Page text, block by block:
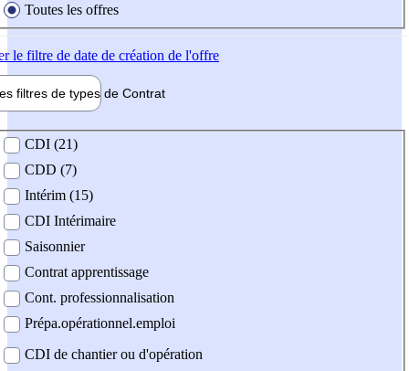
Toutes les offres
le filtre de date de création de l'offre
filtres de types de Contrat
contrat
CDI (21)
CDD (7)
Intérim (15)
CDI Intérimaire
Saisonnier
Contrat apprentissage
Cont. professionnalisation
Prépa.opérationnel.emploi
CDI de chantier ou d'opération